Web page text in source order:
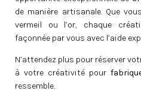
de manière artisanale. Que
vermeil ou l’or, chaque
façonnée par vous avec l’aide
N’attendez plus pour réserver
à votre créativité pour
ressemble.